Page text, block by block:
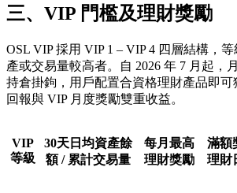
三、VIP 門檻及理財獎勵
OSL VIP 採用 VIP 1 – VIP 4 四層結構，
產或交易量較高者。自 2026 年 7 月起，
持倉掛鉤，用戶配置合資格理財產品即
回報與 VIP 月度獎勵雙重收益。
VIP
等級
30天日均資產餘
額 / 累計交易量
每月最高
理財獎勵
滿額
理財